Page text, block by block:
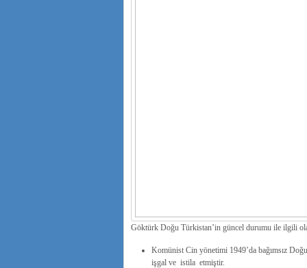
Göktürk Doğu Türkistan’in güncel durumu ile ilgili
Komünist Cin yönetimi 1949’da bağımsız
işgal ve istila etmiştir.